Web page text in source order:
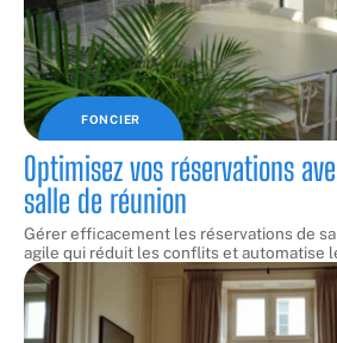
FONCIER
Optimisez vos réservations
salle de réunion
Gérer efficacement les réservations de
agile qui réduit les conflits et automatise